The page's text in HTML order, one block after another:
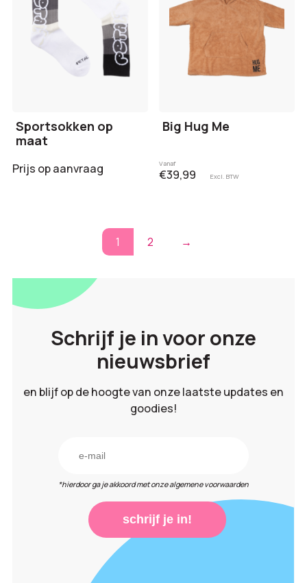
Sportsokken op
maat
Prijs op aanvraag
Big Hug Me
Vanaf
€39,99 Excl. BTW
1 2 →
Schrijf je in voor onze
nieuwsbrief
en blijf op de hoogte van onze laatste updates en
goodies!
*hierdoor ga je akkoord met onze algemene voorwaarden
schrijf je in!